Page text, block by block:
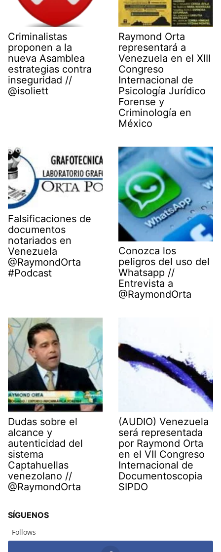
Criminalistas
proponen a la
nueva Asamblea
estrategias contra
inseguridad //
@isoliett
Raymond Orta
representará a
Venezuela en el XIII
Congreso
Internacional de
Psicología Jurídico
Forense y
Criminología en
México
Falsificaciones de
documentos
notariados en
Venezuela
@RaymondOrta
#Podcast
Conozca los
peligros del uso del
Whatsapp //
Entrevista a
@RaymondOrta
Dudas sobre el
alcance y
autenticidad del
sistema
Captahuellas
venezolano //
@RaymondOrta
(AUDIO) Venezuela
será representada
por Raymond Orta
en el VII Congreso
Internacional de
Documentoscopia
SIPDO
SÍGUENOS
Follows